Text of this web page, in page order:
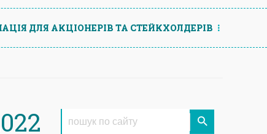
ДЛЯ АКЦIОНЕРIВ ТА СТЕЙКХОЛДЕРIВ